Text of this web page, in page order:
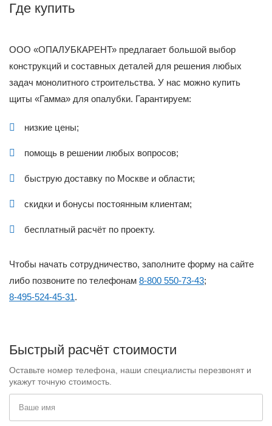
Где купить
ООО «ОПАЛУБКАРЕНТ» предлагает большой выбор
конструкций и составных деталей для решения любых
задач монолитного строительства. У нас можно купить
щиты «Гамма» для опалубки. Гарантируем:
низкие цены;
помощь в решении любых вопросов;
быструю доставку по Москве и области;
скидки и бонусы постоянным клиентам;
бесплатный расчёт по проекту.
Чтобы начать сотрудничество, заполните форму на сайте
либо позвоните по телефонам 8-800 550-73-43;
8-495-524-45-31.
Быстрый расчёт стоимости
Оставьте номер телефона, наши специалисты перезвонят и
укажут точную стоимость.